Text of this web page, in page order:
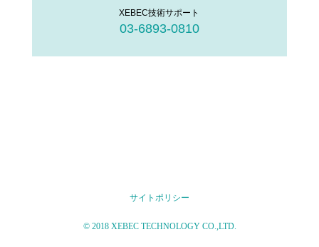
XEBEC技術サポート
03-6893-0810
サイトポリシー
© 2018 XEBEC TECHNOLOGY CO.,LTD.